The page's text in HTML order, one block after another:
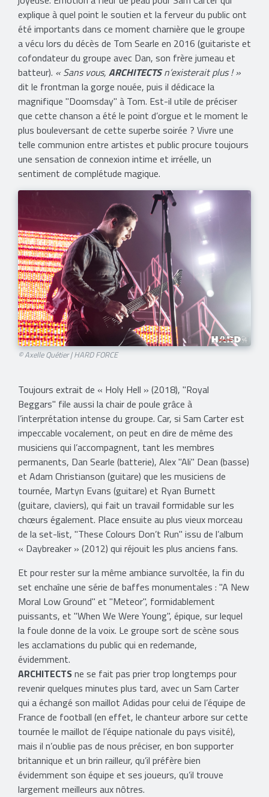
explique à quel point le soutien et la ferveur du public ont
été importants dans ce moment charnière que le groupe
a vécu lors du décès de Tom Searle en 2016 (guitariste et
cofondateur du groupe avec Dan, son frère jumeau et
batteur). « Sans vous, ARCHITECTSn’existerait plus ! »
dit le frontman la gorge nouée, puis il dédicace la
magnifique "Doomsday" à Tom. Est-il utile de préciser
que cette chanson a été le point d’orgue et le moment le
plus bouleversant de cette superbe soirée ? Vivre une
telle communion entre artistes et public procure toujours
une sensation de connexion intime et irréelle, un
sentiment de complétude magique.
© Axelle Quétier | HARD FORCE
Toujours extrait de « Holy Hell » (2018), "Royal
Beggars" file aussi la chair de poule grâce à
l’interprétation intense du groupe. Car, si Sam Carter est
impeccable vocalement, on peut en dire de même des
musiciens qui l’accompagnent, tant les membres
permanents, Dan Searle (batterie), Alex "Ali" Dean (basse)
et Adam Christianson (guitare) que les musiciens de
tournée, Martyn Evans (guitare) et Ryan Burnett
(guitare, claviers), qui fait un travail formidable sur les
chœurs également. Place ensuite au plus vieux morceau
de la set-list, "These Colours Don’t Run" issu de l’album
« Daybreaker » (2012) qui réjouit les plus anciens fans.
Et pour rester sur la même ambiance survoltée, la fin du
set enchaîne une série de baffes monumentales : "A New
Moral Low Ground" et "Meteor", formidablement
puissants, et "When We Were Young", épique, sur lequel
la foule donne de la voix. Le groupe sort de scène sous
les acclamations du public qui en redemande,
évidemment.
ARCHITECTSne se fait pas prier trop longtemps pour
revenir quelques minutes plus tard, avec un Sam Carter
qui a échangé son maillot Adidas pour celui de l’équipe de
France de football (en effet, le chanteur arbore sur cette
tournée le maillot de l’équipe nationale du pays visité),
mais il n’oublie pas de nous préciser, en bon supporter
britannique et un brin railleur, qu’il préfère bien
évidemment son équipe et ses joueurs, qu’il trouve
largement meilleurs aux nôtres.